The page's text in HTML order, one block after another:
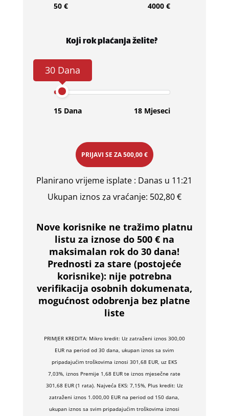
50 € 4000 €
Koji rok plaćanja želite?
30 Dana
15 Dana 18 Mjeseci
PRIJAVI SE ZA500,00 €
Planirano vrijeme isplate : Danas u 11:21
Ukupan iznos za vraćanje: 502,80 €
Nove korisnike ne tražimo platnu
listu za iznose do 500 € na
maksimalan rok do 30 dana!
Prednosti za stare (postojeće
korisnike): nije potrebna
verifikacija osobnih dokumenata,
mogućnost odobrenja bez platne
liste
PRIMJER KREDITA: Mikro kredit: Uz zatraženi iznos 300,00
EUR na period od 30 dana, ukupan iznos sa svim
pripadajućim troškovima iznosi 301,68 EUR, uz EKS
7,03%, iznos Premije 1,68 EUR te iznos mjesečne rate
301,68 EUR (1 rata). Najveća EKS: 7,15%, Plus kredit: Uz
zatraženi iznos 1.000,00 EUR na period od 150 dana,
ukupan iznos sa svim pripadajućim troškovima iznosi